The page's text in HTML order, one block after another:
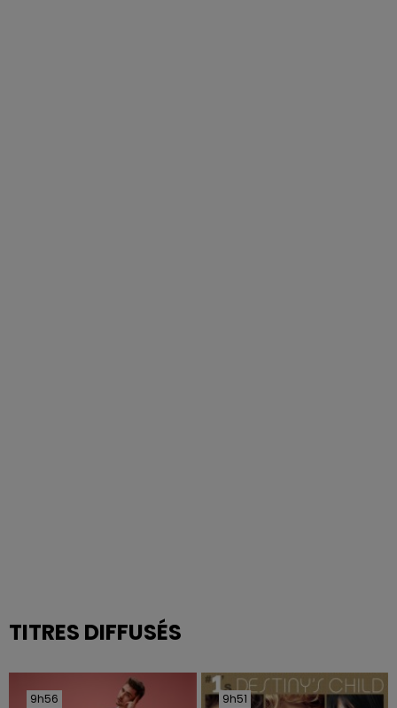
TITRES DIFFUSÉS
9h56
9h56 9h51
9h51